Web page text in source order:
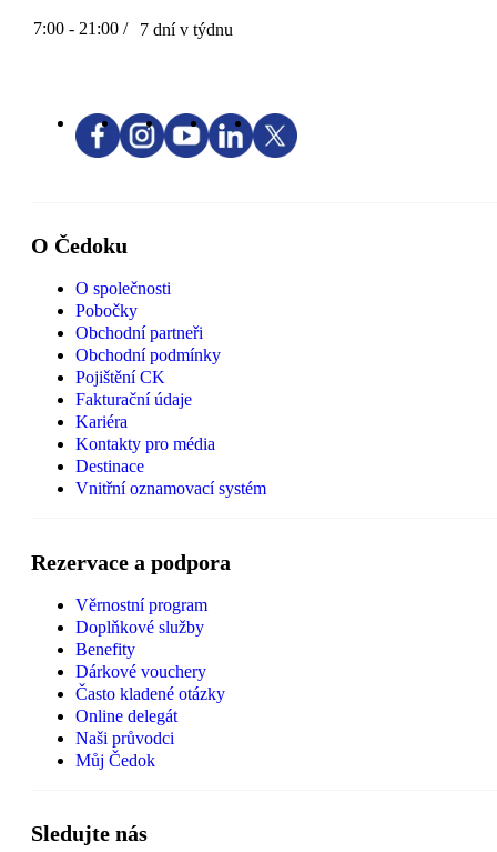
7:00 - 21:00 / 7 dní v týdnu
O Čedoku
O společnosti
Pobočky
Obchodní partneři
Obchodní podmínky
Pojištění CK
Fakturační údaje
Kariéra
Kontakty pro média
Destinace
Vnitřní oznamovací systém
Rezervace a podpora
Věrnostní program
Doplňkové služby
Benefity
Dárkové vouchery
Často kladené otázky
Online delegát
Naši průvodci
Můj Čedok
Sledujte nás